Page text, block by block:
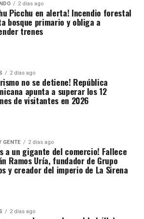
2 días ago
Picchu en alerta! Incendio forestal
bosque primario y obliga a
trenes
2 días ago
no se detiene! República
apunta a superar los 12
de visitantes en 2026
GENTE 2 días ago
a un gigante del comercio! Fallece
Ramos Uría, fundador de Grupo
y creador del imperio de La Sirena
2 días ago